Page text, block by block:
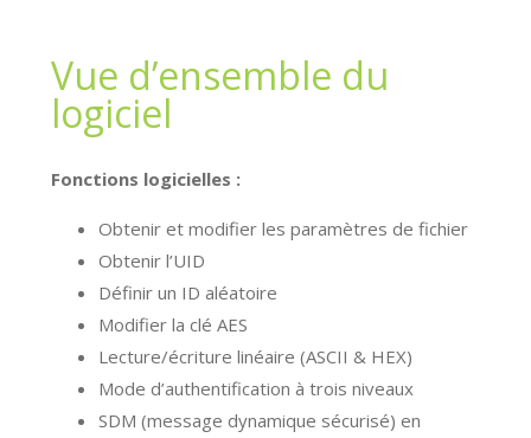
Vue d’ensemble du
logiciel
Fonctions logicielles :
Obtenir et modifier les paramètres de fichier
Obtenir l’UID
Définir un ID aléatoire
Modifier la clé AES
Lecture/écriture linéaire (ASCII & HEX)
Mode d’authentification à trois niveaux
SDM (message dynamique sécurisé) en